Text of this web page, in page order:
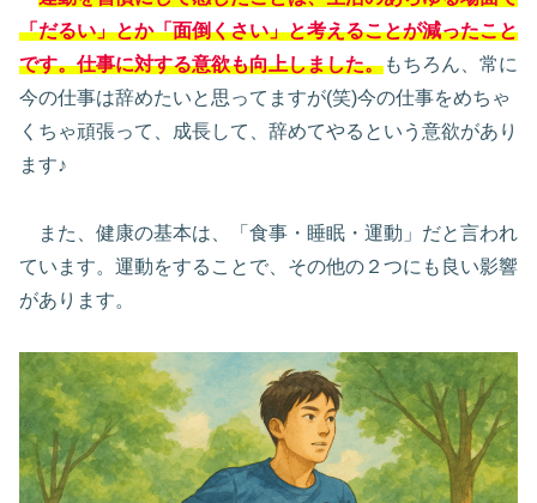
「だるい」とか「面倒くさい」と考えることが減ったこと
です。仕事に対する意欲も向上しました。もちろん、常に
今の仕事は辞めたいと思ってますが(笑)今の仕事をめちゃ
くちゃ頑張って、成長して、辞めてやるという意欲があり
ます♪
また、健康の基本は、「食事・睡眠・運動」だと言われ
ています。運動をすることで、その他の２つにも良い影響
があります。